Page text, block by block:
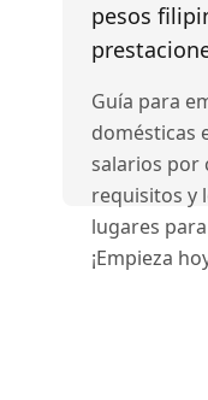
pesos
Guía para
domésticas
salarios por
requisitos y
lugares
¡Empieza